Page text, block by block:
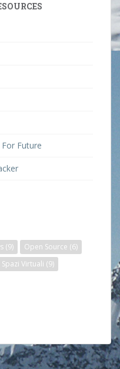
Future
(9) Open Source (6)
Spazi Virtuali (9)